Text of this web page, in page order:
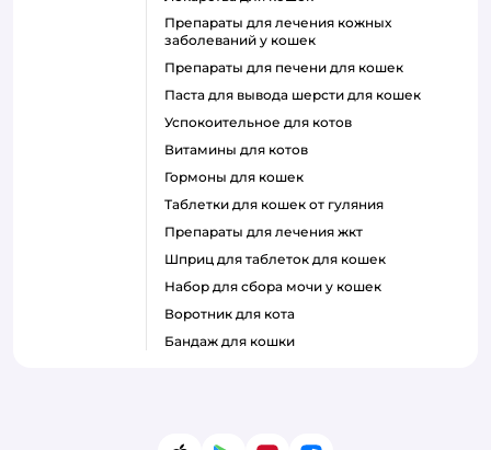
препараты для лечения кожных
заболеваний у кошек
препараты для печени для кошек
паста для вывода шерсти для кошек
успокоительное для котов
витамины для котов
гормоны для кошек
таблетки для кошек от гуляния
препараты для лечения жкт
шприц для таблеток для кошек
набор для сбора мочи у кошек
воротник для кота
бандаж для кошки